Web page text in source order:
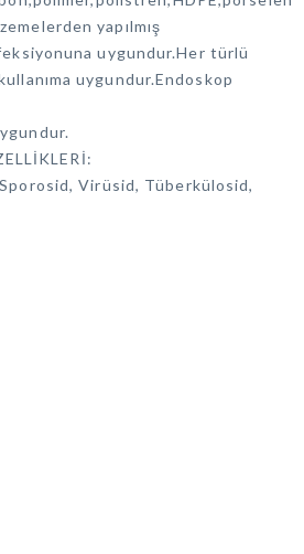
yapılmış
uygundur.Her türlü
uygundur.Endoskop
Virüsid, Tüberkülosid,